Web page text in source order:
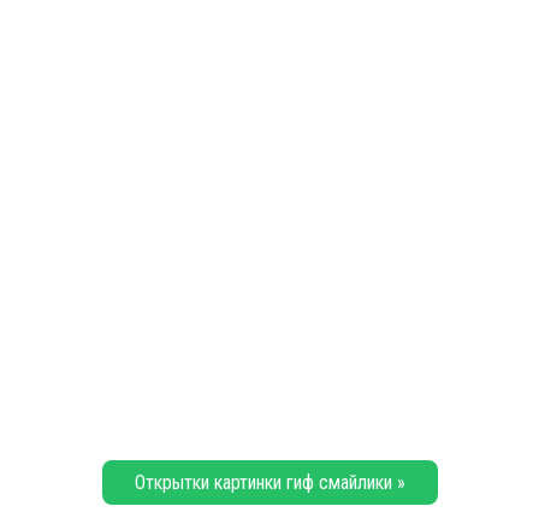
Открытки картинки гиф смайлики »